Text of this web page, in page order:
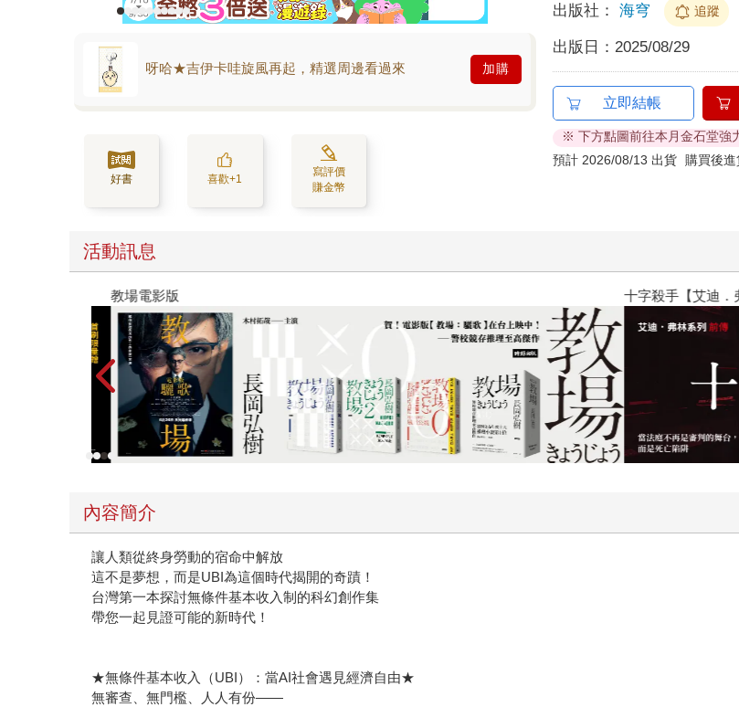
呀哈★吉伊卡哇旋風再起，精選周邊看過來 加購
好書 喜歡+1
寫評價
賺金幣
出版社： 海穹 追蹤
出版日： 2025/08/29
立即結帳
※ 下方點圖前往本月金石堂強
預計 2026/08/13 出貨
購買後
活動訊息
教場電影版 十字殺手【艾迪．
內容簡介
讓人類從終身勞動的宿命中解放
這不是夢想，而是UBI為這個時代揭開的奇蹟！
台灣第一本探討無條件基本收入制的科幻創作集
帶您一起見證可能的新時代！
★無條件基本收入（UBI）：當AI社會遇見經濟自由★
無審查、無門檻、人人有份——